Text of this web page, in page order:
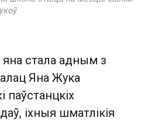
стала адным з
Яна Жука
паўстанцкіх
іхныя шматлікія